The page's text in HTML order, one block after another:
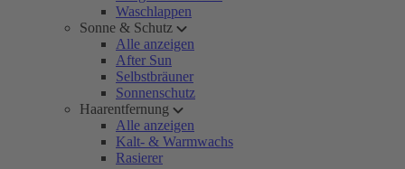
Waschlappen
Sonne & Schutz
Alle anzeigen
After Sun
Selbstbräuner
Sonnenschutz
Haarentfernung
Alle anzeigen
Kalt- & Warmwachs
Rasierer